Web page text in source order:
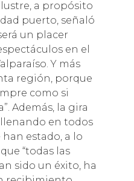
a propósito
puerto, señaló
un placer
en el
Y más
región, porque
como si
Además, la gira
en todos
han estado, a lo
“todas las
sido un éxito, ha